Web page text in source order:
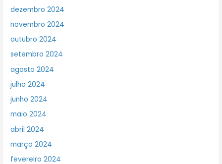
dezembro 2024
novembro 2024
outubro 2024
setembro 2024
agosto 2024
julho 2024
junho 2024
maio 2024
abril 2024
março 2024
fevereiro 2024